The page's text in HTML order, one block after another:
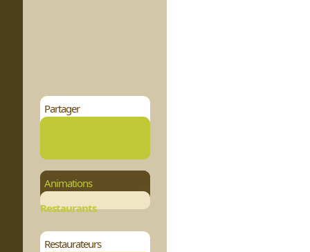
Partager
Animations
Restaurants
Restaurateurs